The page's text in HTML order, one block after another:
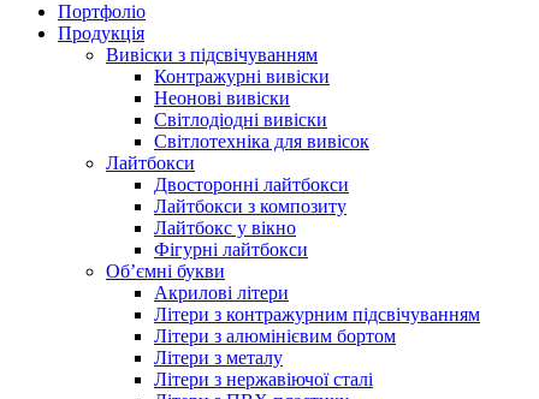
Портфоліо
Продукція
Вивіски з підсвічуванням
Контражурні вивіски
Неонові вивіски
Світлодіодні вивіски
Світлотехніка для вивісок
Лайтбокси
Двосторонні лайтбокси
Лайтбокси з композиту
Лайтбокс у вікно
Фігурні лайтбокси
Об’ємні букви
Акрилові літери
Літери з контражурним підсвічуванням
Літери з алюмінієвим бортом
Літери з металу
Літери з нержавіючої сталі